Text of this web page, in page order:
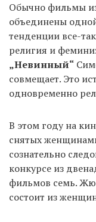
Обычно фильмы
объединены
тенденции все-
религия и
„Невинный“
совмещает. Это
одновременно
В этом году на
снятых
сознательно
конкурсе из
фильмов семь.
состоит из